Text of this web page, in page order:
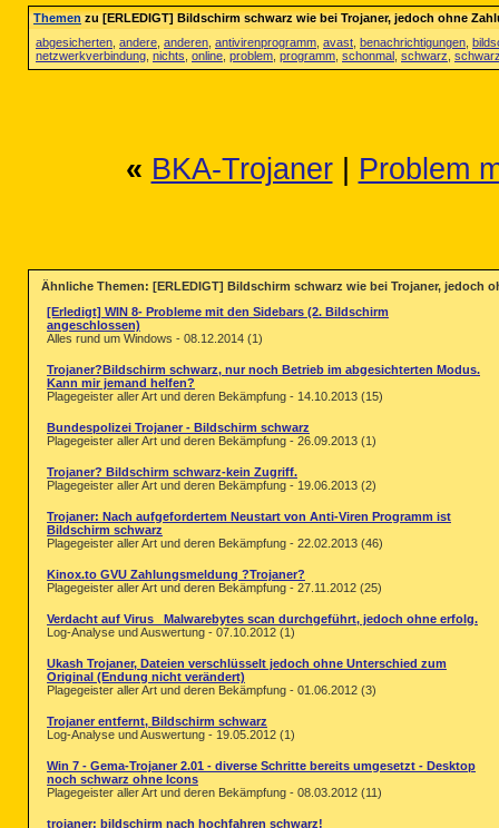
Themenzu [ERLEDIGT] Bildschirm schwarz wie bei Trojaner, jedoch ohne
abgesicherten andere anderen antivirenprogramm avast benachrichtigungen
netzwerkverbindung nichts online problem programm schonmal schwarz
« BKA-Trojaner| Problem
Ähnliche Themen: [ERLEDIGT] Bildschirm schwarz wie bei Trojaner, jedoch
[Erledigt] WIN 8- Probleme mit den Sidebars (2. Bildschirm
angeschlossen)
Alles rund um Windows - 08.12.2014 (1)
Trojaner?Bildschirm schwarz, nur noch Betrieb im abgesichterten Modus.
Kann mir jemand helfen?
Plagegeister aller Art und deren Bekämpfung - 14.10.2013 (15)
Bundespolizei Trojaner - Bildschirm schwarz
Plagegeister aller Art und deren Bekämpfung - 26.09.2013 (1)
Trojaner? Bildschirm schwarz-kein Zugriff.
Plagegeister aller Art und deren Bekämpfung - 19.06.2013 (2)
Trojaner: Nach aufgefordertem Neustart von Anti-Viren Programm ist
Bildschirm schwarz
Plagegeister aller Art und deren Bekämpfung - 22.02.2013 (46)
Kinox.to GVU Zahlungsmeldung ?Trojaner?
Plagegeister aller Art und deren Bekämpfung - 27.11.2012 (25)
Verdacht auf Virus_ Malwarebytes scan durchgeführt, jedoch ohne erfolg.
Log-Analyse und Auswertung - 07.10.2012 (1)
Ukash Trojaner, Dateien verschlüsselt jedoch ohne Unterschied zum
Original (Endung nicht verändert)
Plagegeister aller Art und deren Bekämpfung - 01.06.2012 (3)
Trojaner entfernt, Bildschirm schwarz
Log-Analyse und Auswertung - 19.05.2012 (1)
Win 7 - Gema-Trojaner 2.01 - diverse Schritte bereits umgesetzt - Desktop
noch schwarz ohne Icons
Plagegeister aller Art und deren Bekämpfung - 08.03.2012 (11)
trojaner: bildschirm nach hochfahren schwarz!